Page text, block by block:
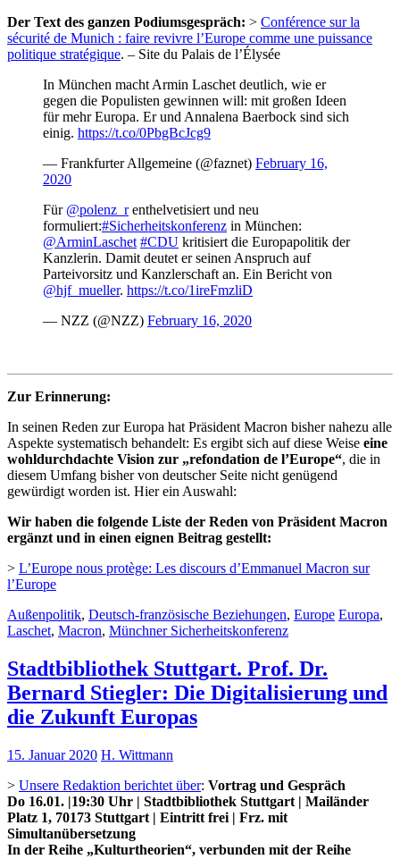
Der Text des ganzen Podiumsgespräch: > Conférence sur la
sécurité de Munich : faire revivre l’Europe comme une puissance
politique stratégique. – Site du Palais de l’Élysée
In München macht Armin Laschet deutlich, wie er
gegen die Populisten gewinnen will: mit großen Ideen
für mehr Europa. Er und Annalena Baerbock sind sich
einig. https://t.co/0PbgBcJcg9
— Frankfurter Allgemeine (@faznet) February 16,
2020
Für @polenz_renthelvetisiert und neu
formuliert:#Sicherheitskonferenz in München:
@ArminLaschet #CDU kritisiert die Europapolitik der
Kanzlerin. Damit deutet er seinen Anspruch auf
Parteivorsitz und Kanzlerschaft an. Ein Bericht von
@hjf_mueller. https://t.co/1ireFmzliD
— NZZ (@NZZ) February 16, 2020
Zur Erinnerung:
In seinen Reden zur Europa hat Präsident Macron bisher nahezu alle
Aspekte systematisch behandelt: Es ergibt sich auf diese Weise eine
wohldurchdachte Vision zur „refondation de l’Europe“, die in
diesem Umfang bisher von deutscher Seite nicht genügend
gewürdigt worden ist. Hier ein Auswahl:
Wir haben die folgende Liste der Reden von Präsident Macron
ergänzt und in einen eignen Beitrag gestellt:
> L’Europe nous protège: Les discours d’Emmanuel Macron sur
l’Europe
Außenpolitik, Deutsch-französische Beziehungen, Europe Europa,
Laschet, Macron, Münchner Sicherheitskonferenz
Stadtbibliothek Stuttgart. Prof. Dr.
Bernard Stiegler: Die Digitalisierung und
die Zukunft Europas
15. Januar 2020 H. Wittmann
> Unsere Redaktion berichtet über: Vortrag und Gespräch
Do 16.01. |19:30 Uhr | Stadtbibliothek Stuttgart | Mailänder
Platz 1, 70173 Stuttgart | Eintritt frei | Frz. mit
Simultanübersetzung
In der Reihe „Kulturtheorien“, verbunden mit der Reihe